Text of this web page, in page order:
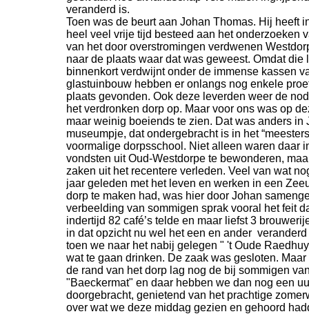
veranderd is.
Toen was de beurt aan Johan Thomas. Hij heeft
heel veel vrije tijd besteed aan het onderzoeken
van het door overstromingen verdwenen
naar de plaats waar dat was geweest. Omdat die
binnenkort verdwijnt onder de immense kassen
glastuinbouw hebben er onlangs nog enkele
plaats gevonden. Ook deze leverden weer de
het verdronken dorp op. Maar voor ons was op
maar weinig boeiends te zien. Dat was anders in
museumpje, dat ondergebracht is in het
voormalige dorpsschool. Niet alleen waren daar
vondsten uit Oud-Westdorpe te bewonderen,
zaken uit het recentere verleden. Veel van wat
jaar geleden met het leven en werken in een
dorp te maken had, was hier door Johan
verbeelding van sommigen sprak vooral het feit
indertijd 82 café’s telde en maar liefst 3
in dat opzicht nu wel het een en ander
toen we naar het nabij gelegen " 't Oude
wat te gaan drinken. De zaak was gesloten.
de rand van het dorp lag nog de bij sommigen
"Baeckermat" en daar hebben we dan nog een
doorgebracht, genietend van het prachtige
over wat we deze middag gezien en gehoord